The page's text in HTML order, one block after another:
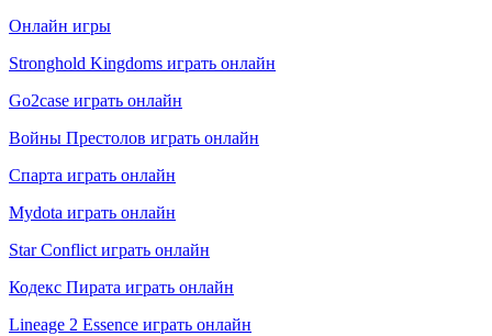
Онлайн игры
Stronghold Kingdoms играть онлайн
Go2case играть онлайн
Войны Престолов играть онлайн
Спарта играть онлайн
Mydota играть онлайн
Star Conflict играть онлайн
Кодекс Пирата играть онлайн
Lineage 2 Essence играть онлайн